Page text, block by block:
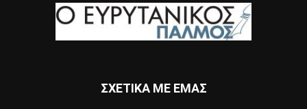
ΣΧΕΤΙΚΑ ΜΕ ΕΜΑΣ